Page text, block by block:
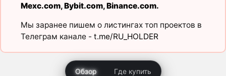
Mexc.com,Bybit.com,Binance.com.
Мы заранее пишем о листингах топ проектов в
Телеграм канале - t.me/RU_HOLDER
Обзор Где купить